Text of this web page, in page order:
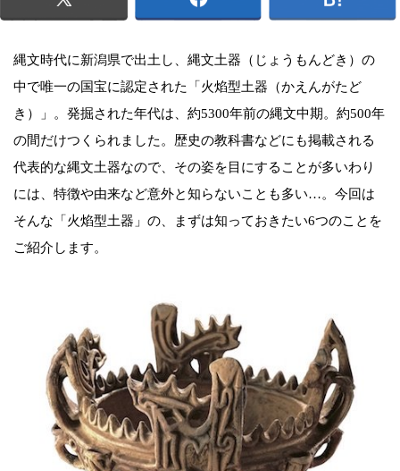
縄文時代に新潟県で出土し、縄文土器（じょうもんどき）の
中で唯一の国宝に認定された「火焰型土器（かえんがたど
き）」。発掘された年代は、約5300年前の縄文中期。約500年
の間だけつくられました。歴史の教科書などにも掲載される
代表的な縄文土器なので、その姿を目にすることが多いわり
には、特徴や由来など意外と知らないことも多い…。今回は
そんな「火焰型土器」の、まずは知っておきたい6つのことを
ご紹介します。